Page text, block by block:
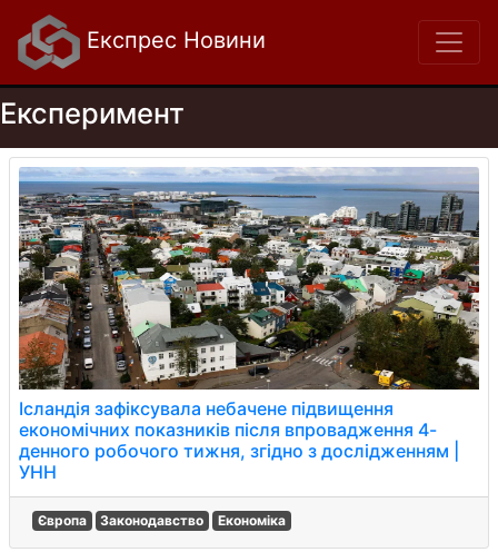
Експрес Новини
Експеримент
Ісландія зафіксувала небачене підвищення
економічних показників після впровадження 4-
денного робочого тижня, згідно з дослідженням |
УНН
Європа Законодавство Економіка